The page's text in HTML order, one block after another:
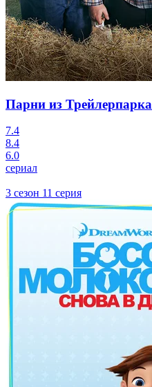
Парни из Трейлерпарка
7.4
8.4
6.0
сериал
3 сезон 11 серия